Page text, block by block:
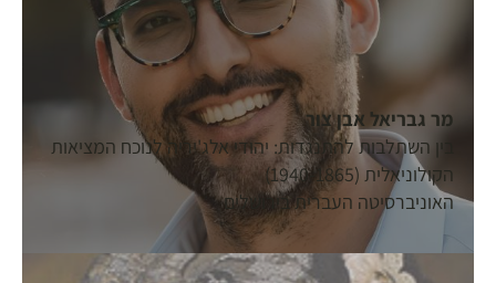
מר גבריאל אבן צור
בין השתלבות להתנגדות: יהודי אלג'יריה לנוכח המציאות
הקולוניאלית (1940-1865)
האוניברסיטה העברית בירושלים